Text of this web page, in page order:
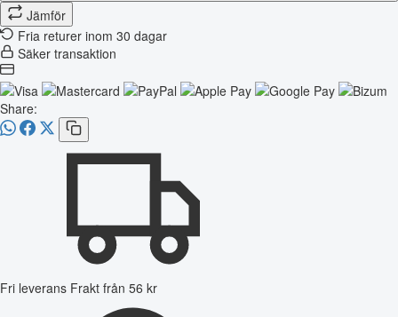
Jämför
Fria returer inom 30 dagar
Säker transaktion
Share:
Fri leverans Frakt från 56 kr